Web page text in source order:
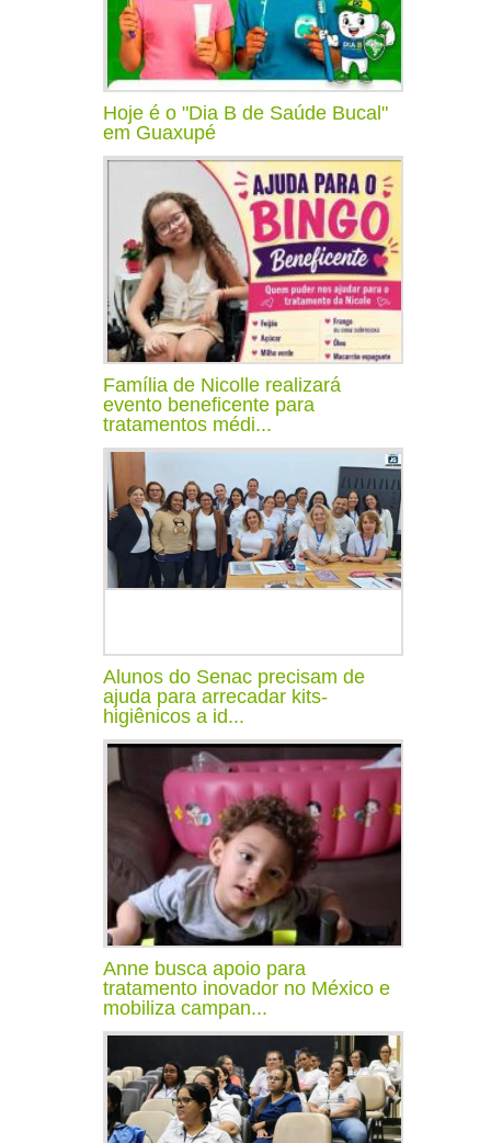
Hoje é o "Dia B de Saúde Bucal"
em Guaxupé
Família de Nicolle realizará
evento beneficente para
tratamentos médi...
Alunos do Senac precisam de
ajuda para arrecadar kits-
higiênicos a id...
Anne busca apoio para
tratamento inovador no México e
mobiliza campan...